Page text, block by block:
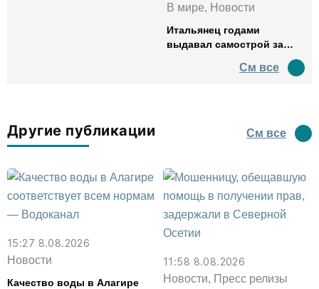
В мире, Новости
Итальянец годами
выдавал самострой за
водил туда туристов
См все
Другие публикации См все
15:27 8.08.2026
Новости
Качество воды в Алагире
11:58 8.08.2026
Новости, Пресс релизы